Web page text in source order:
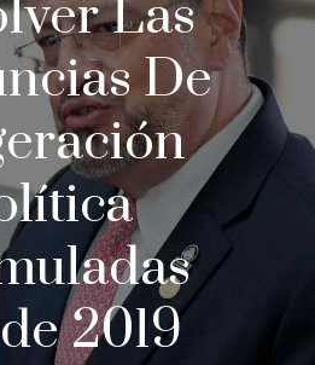
Las
De
2019